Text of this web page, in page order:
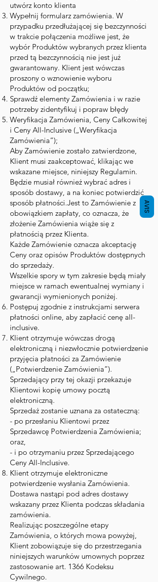
utwórz konto klienta
Wypełnij formularz zamówienia. W
przypadku przedłużającej się bezczynności
w trakcie połączenia możliwe jest, że
wybór Produktów wybranych przez klienta
przed tą bezczynnością nie jest już
gwarantowany. Klient jest wówczas
proszony o wznowienie wyboru
Produktów od początku;
Sprawdź elementy Zamówienia i w razie
potrzeby zidentyfikuj i popraw błędy
Weryfikacja Zamówienia, Ceny Całkowitej
i Ceny All-Inclusive („Weryfikacja
Zamówienia”);
Aby Zamówienie zostało zatwierdzone,
Klient musi zaakceptować, klikając we
wskazane miejsce, niniejszy Regulamin.
Będzie musiał również wybrać adres i
sposób dostawy, a na koniec potwierdzić
sposób płatności.Jest to Zamówienie z
obowiązkiem zapłaty, co oznacza, że
złożenie Zamówienia wiąże się z
płatnością przez Klienta.
Każde Zamówienie oznacza akceptację
Ceny oraz opisów Produktów dostępnych
do sprzedaży.
Wszelkie spory w tym zakresie będą miały
miejsce w ramach ewentualnej wymiany i
gwarancji wymienionych poniżej.
Postępuj zgodnie z instrukcjami serwera
płatności online, aby zapłacić cenę all-
inclusive.
Klient otrzymuje wówczas drogą
elektroniczną i niezwłocznie potwierdzenie
przyjęcia płatności za Zamówienie
(„Potwierdzenie Zamówienia”).
Sprzedający przy tej okazji przekazuje
Klientowi kopię umowy pocztą
elektroniczną.
Sprzedaż zostanie uznana za ostateczną:
- po przesłaniu Klientowi przez
Sprzedawcę Potwierdzenia Zamówienia;
oraz,
- i po otrzymaniu przez Sprzedającego
Ceny All-Inclusive.
Klient otrzymuje elektroniczne
potwierdzenie wysłania Zamówienia.
Dostawa nastąpi pod adres dostawy
wskazany przez Klienta podczas składania
zamówienia.
Realizując poszczególne etapy
Zamówienia, o których mowa powyżej,
Klient zobowiązuje się do przestrzegania
niniejszych warunków umownych poprzez
zastosowanie art. 1366 Kodeksu
Cywilnego.
AVIS